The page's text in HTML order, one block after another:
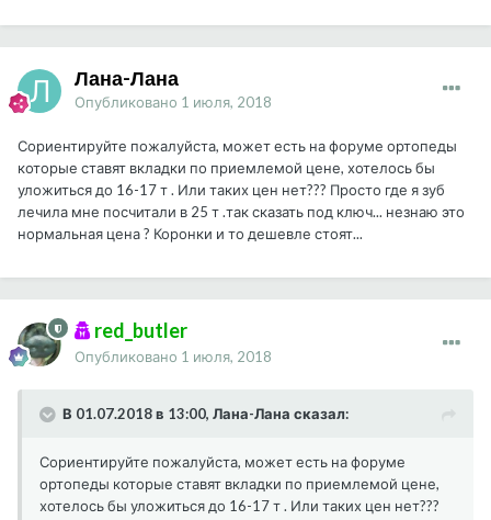
Лана-Лана
Опубликовано 1 июля, 2018
Сориентируйте пожалуйста, может есть на форуме ортопеды
которые ставят вкладки по приемлемой цене, хотелось бы
уложиться до 16-17 т . Или таких цен нет??? Просто где я зуб
лечила мне посчитали в 25 т .так сказать под ключ... незнаю это
нормальная цена ? Коронки и то дешевле стоят...
red_butler
Опубликовано 1 июля, 2018
В 01.07.2018 в 13:00, Лана-Лана сказал:
Сориентируйте пожалуйста, может есть на форуме
ортопеды которые ставят вкладки по приемлемой цене,
хотелось бы уложиться до 16-17 т . Или таких цен нет???